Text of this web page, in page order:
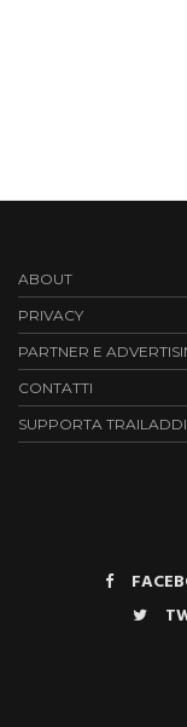
ABOUT
PRIVACY
PARTNER E
CONTATTI
SUPPORTA